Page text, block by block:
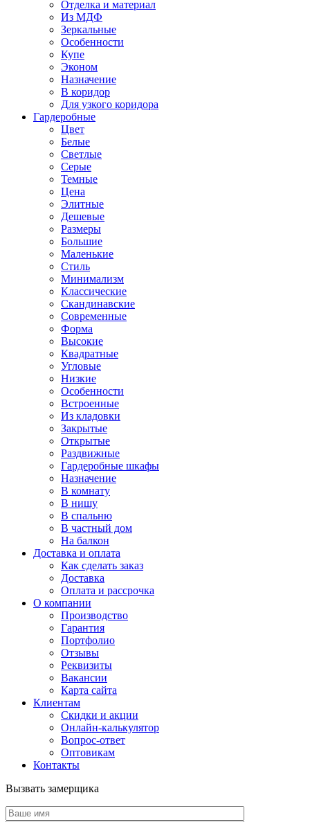
Отделка и материал
Из МДФ
Зеркальные
Особенности
Купе
Эконом
Назначение
В коридор
Для узкого коридора
Гардеробные
Цвет
Белые
Светлые
Серые
Темные
Цена
Элитные
Дешевые
Размеры
Большие
Маленькие
Стиль
Минимализм
Классические
Скандинавские
Современные
Форма
Высокие
Квадратные
Угловые
Низкие
Особенности
Встроенные
Из кладовки
Закрытые
Открытые
Раздвижные
Гардеробные шкафы
Назначение
В комнату
В нишу
В спальню
В частный дом
На балкон
Доставка и оплата
Как сделать заказ
Доставка
Оплата и рассрочка
О компании
Производство
Гарантия
Портфолио
Отзывы
Реквизиты
Вакансии
Карта сайта
Клиентам
Скидки и акции
Онлайн-калькулятор
Вопрос-ответ
Оптовикам
Контакты
Вызвать замерщика